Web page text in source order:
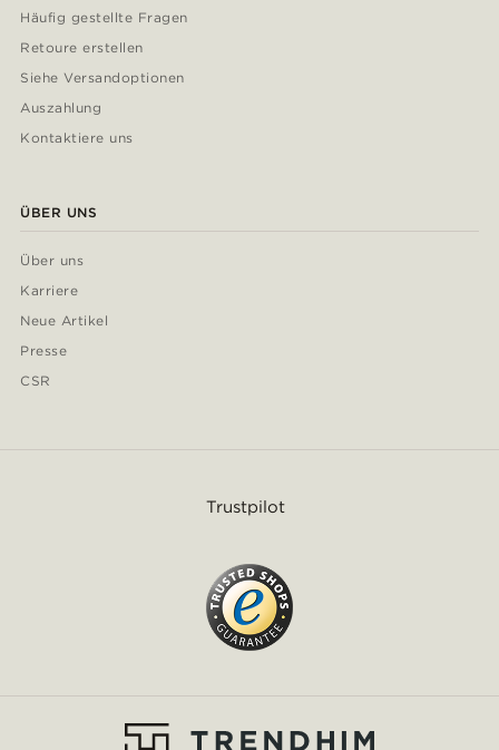
Häufig gestellte Fragen
Retoure erstellen
Siehe Versandoptionen
Auszahlung
Kontaktiere uns
ÜBER UNS
Über uns
Karriere
Neue Artikel
Presse
CSR
Trustpilot